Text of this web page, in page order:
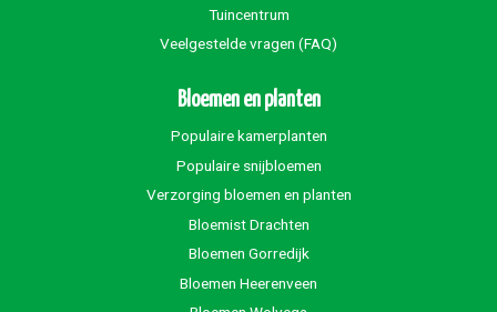
Tuincentrum
Veelgestelde vragen (FAQ)
Bloemen en planten
Populaire kamerplanten
Populaire snijbloemen
Verzorging bloemen en planten
Bloemist Drachten
Bloemen Gorredijk
Bloemen Heerenveen